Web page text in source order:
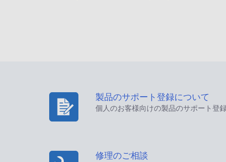
製品のサポート登録について
個人のお客様向けの製品のサポート登
修理のご相談